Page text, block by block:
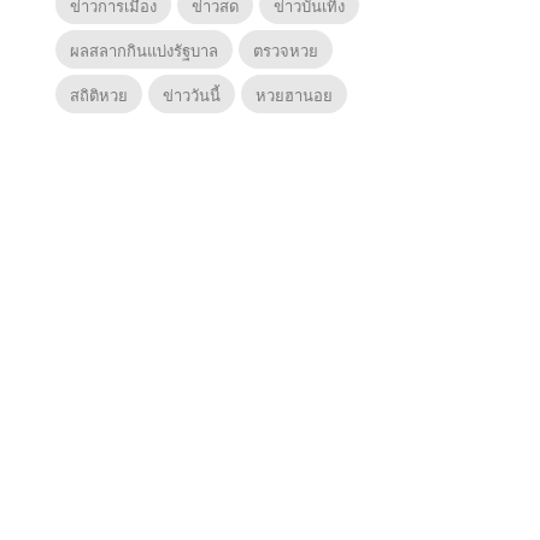
ข่าวการเมือง
ข่าวสด
ข่าวบันเทิง
ผลสลากกินแบ่งรัฐบาล
ตรวจหวย
สถิติหวย
ข่าววันนี้ หวยฮานอย